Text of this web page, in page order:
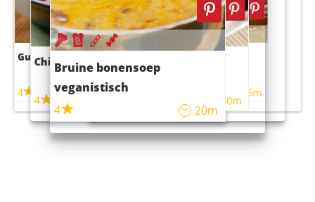
Guacamole
4
Chili con carne
4 45m
Bruine bonensoep
veganistisch
4
20m
Sushi rijstsalade
maaltijdsalade
40m
4 55m